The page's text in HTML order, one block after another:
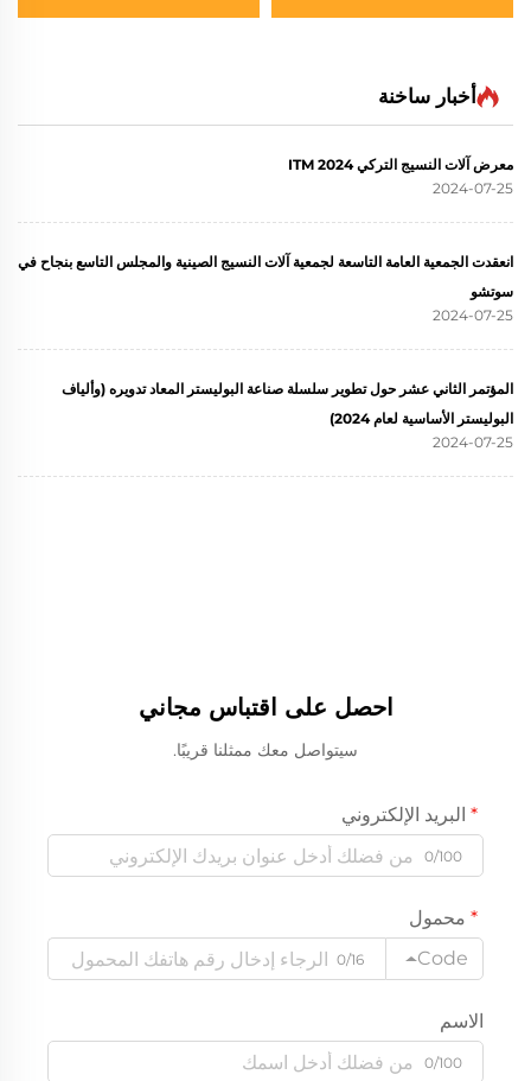
أخبار ساخنة
معرض آلات النسيج التركي ITM 2024
2024-07-25
انعقدت الجمعية العامة التاسعة لجمعية آلات النسيج الصينية والمجلس التاسع بنجاح في
سوتشو
2024-07-25
المؤتمر الثاني عشر حول تطوير سلسلة صناعة البوليستر المعاد تدويره (وألياف
البوليستر الأساسية لعام 2024)
2024-07-25
احصل على اقتباس مجاني
سيتواصل معك ممثلنا قريبًا.
البريد الإلكتروني
0/100
محمول
Code
0/16
الاسم
0/100